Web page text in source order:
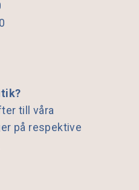
till våra
på respektive